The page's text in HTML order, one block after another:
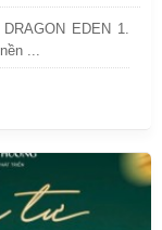
EDEN 1.
...